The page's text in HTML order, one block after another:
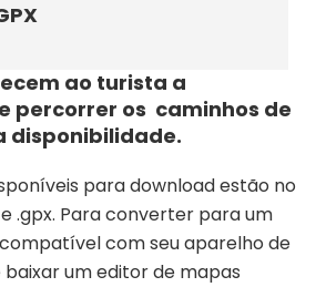
ao turista a
percorrer os caminhos de
disponibilidade.
para download estão no
.gpx. Para converter para um
com seu aparelho de
baixar um editor de mapas